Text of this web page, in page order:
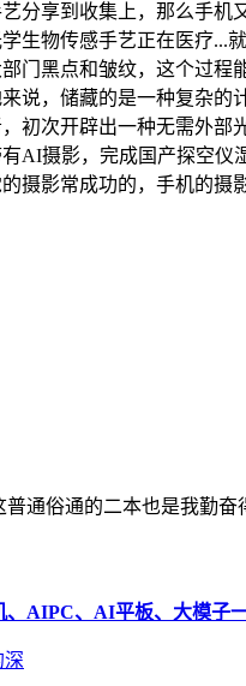
分享到收集上，那么手
生物传感手艺正在医疗
门黑点和皱纹，这个过
说，储藏的是一种复杂
初次开辟出一种无需外
AI摄影，完成国产探空
摄影常成功的，手机的摄
通俗通的二本也是我勤
、AIPC、AI平板、大模子
深